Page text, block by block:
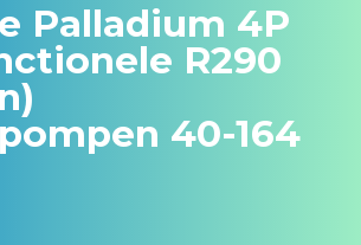
Palladium 4P
R290
40-164